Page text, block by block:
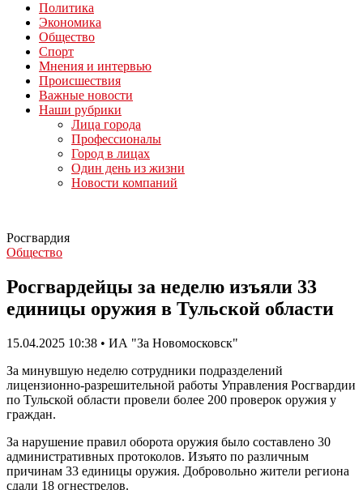
Политика
Экономика
Общество
Спорт
Мнения и интервью
Происшествия
Важные новости
Наши рубрики
Лица города
Профессионалы
Город в лицах
Один день из жизни
Новости компаний
Росгвардия
Общество
Росгвардейцы за неделю изъяли 33
единицы оружия в Тульской области
15.04.2025 10:38 • ИА "За Новомосковск"
За минувшую неделю сотрудники подразделений
лицензионно-разрешительной работы Управления Росгвардии
по Тульской области провели более 200 проверок оружия у
граждан.
За нарушение правил оборота оружия было составлено 30
административных протоколов. Изъято по различным
причинам 33 единицы оружия. Добровольно жители региона
сдали 18 огнестрелов.